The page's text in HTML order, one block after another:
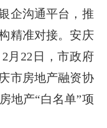
企沟通平台，推
精准对接。安庆
月22日，市政府
市房地产融资协
地产“白名单”项